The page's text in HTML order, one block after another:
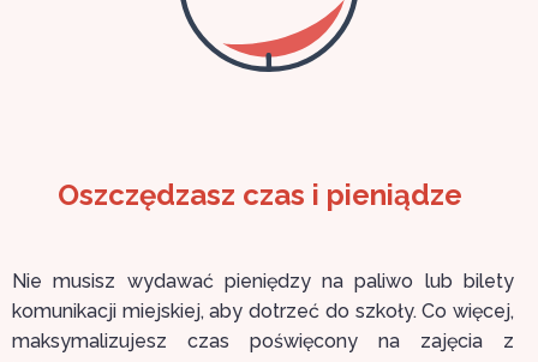
Oszczędzasz czas i pieniądze
Nie musisz wydawać pieniędzy na paliwo lub bilety
komunikacji miejskiej, aby dotrzeć do szkoły. Co więcej,
maksymalizujesz czas poświęcony na zajęcia z